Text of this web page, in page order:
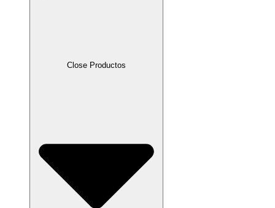
Close Productos